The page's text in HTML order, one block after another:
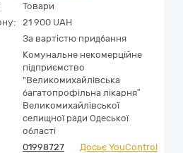
Товари
21 900 UAH
За вартістю придбання
Комунальне некомерційне
підприємство
"Великомихайлівська
багатопрофільна лікарня”
Великомихайлівської
селищної ради Одеської
області
01998727
Досьє YouControl